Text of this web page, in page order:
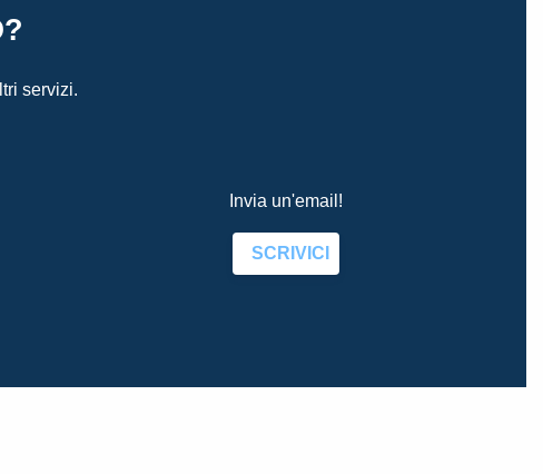
servizi.
Invia un'email!
SCRIVICI